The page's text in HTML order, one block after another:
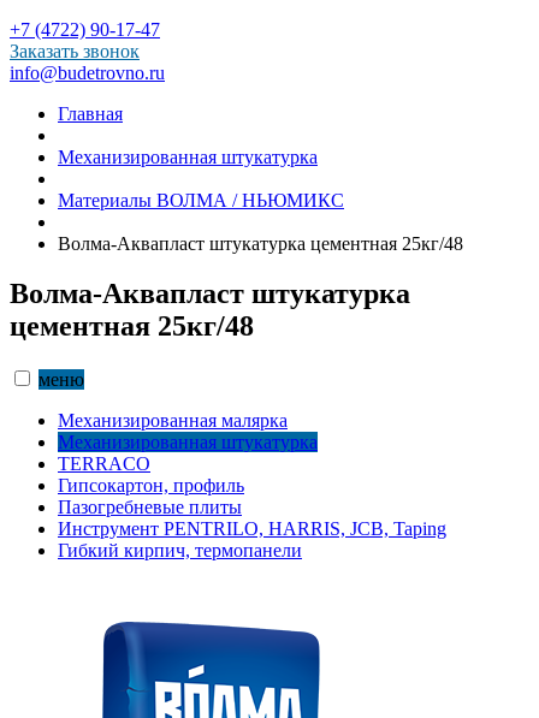
+7 (4722) 90-17-47
Заказать звонок
info@budetrovno.ru
Главная
Механизированная штукатурка
Материалы ВОЛМА / НЬЮМИКС
Волма-Аквапласт штукатурка цементная 25кг/48
Волма-Аквапласт штукатурка
цементная 25кг/48
меню
Механизированная малярка
Механизированная штукатурка
TERRACO
Гипсокартон, профиль
Пазогребневые плиты
Инструмент PENTRILO, HARRIS, JCB, Taping
Гибкий кирпич, термопанели